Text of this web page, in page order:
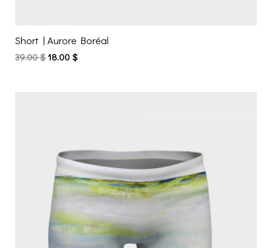
Short | Aurore Boréal
39.00$18.00 $